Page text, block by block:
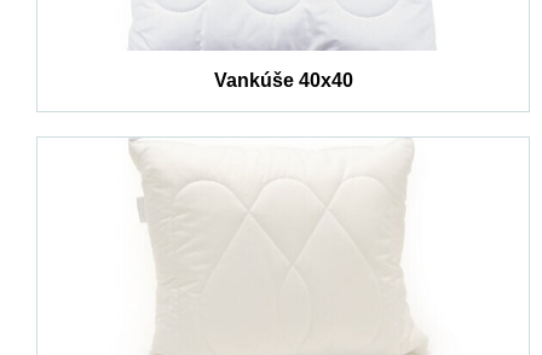
Vankúše 40x40